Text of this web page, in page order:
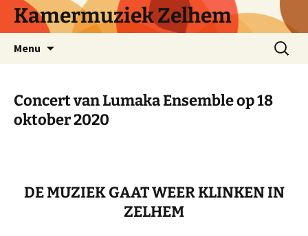
naarKamermuziek Zelhem
Menu
Zoeken
naar:
Concert van Lumaka Ensemble op 18
oktober 2020
DE MUZIEK GAAT WEER KLINKEN IN
ZELHEM